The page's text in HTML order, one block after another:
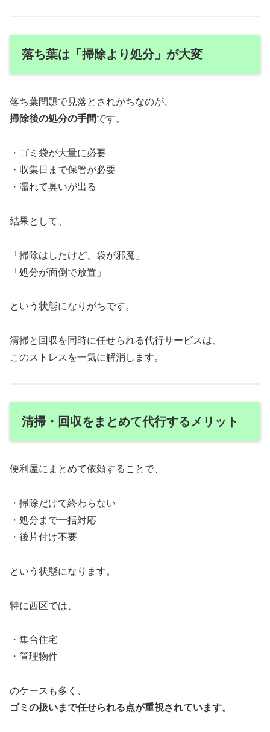
落ち葉は「掃除より処分」が大変
落ち葉問題で見落とされがちなのが、
掃除後の処分の手間です。
・ゴミ袋が大量に必要
・収集日まで保管が必要
・濡れて臭いが出る
結果として、
「掃除はしたけど、袋が邪魔」
「処分が面倒で放置」
という状態になりがちです。
清掃と回収を同時に任せられる代行サービスは、
このストレスを一気に解消します。
清掃・回収をまとめて代行するメリット
便利屋にまとめて依頼することで、
・掃除だけで終わらない
・処分まで一括対応
・後片付け不要
という状態になります。
特に西区では、
・集合住宅
・管理物件
のケースも多く、
ゴミの扱いまで任せられる点が重視されています。